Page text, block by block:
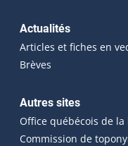
Actualités
Articles et fiches en
Brèves
Autres sites
Office québécois de
Commission de